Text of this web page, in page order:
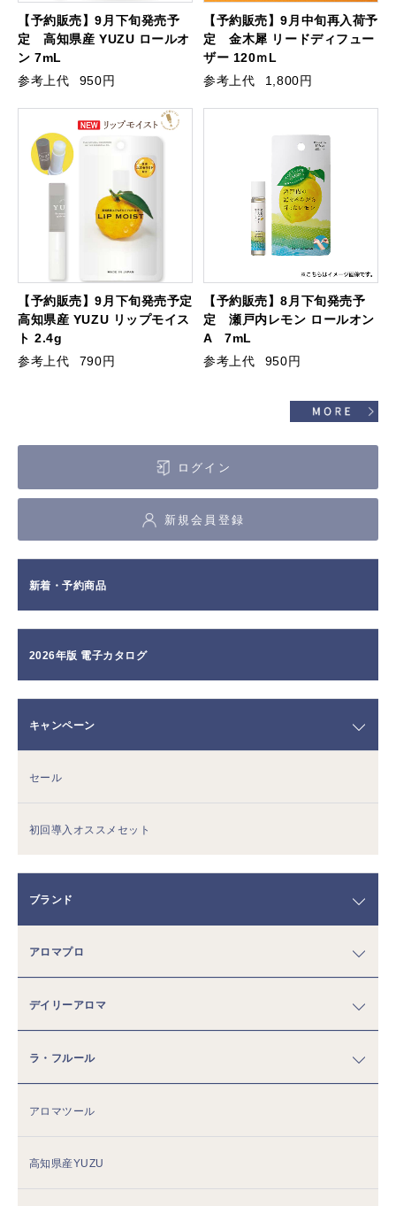
【予約販売】9月下旬発売予
定 高知県産 YUZU ロールオ
ン 7mL
参考上代
950円
【予約販売】9月中旬再入荷予
定 金木犀 リードディフュー
ザー 120ｍL
参考上代
1,800円
【予約販売】9月下旬発売予定
高知県産 YUZU リップモイス
ト 2.4g
参考上代
790円
【予約販売】8月下旬発売予
定 瀬戸内レモン ロールオン
A 7mL
参考上代
950円
ログイン
新規会員登録
新着・予約商品
2026年版 電子カタログ
キャンペーン
セール
初回導入オススメセット
ブランド
アロマプロ
デイリーアロマ
ラ・フルール
アロマツール
高知県産YUZU